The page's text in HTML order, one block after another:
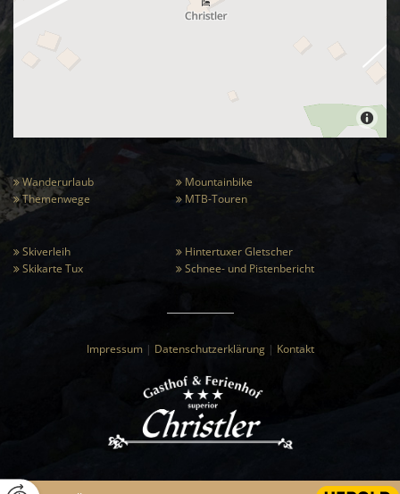
Wanderurlaub
Themenwege
Mountainbike
MTB-Touren
 Skiverleih
 Skikarte Tux
Hintertuxer Gletscher
Schnee- und Pistenbericht
Impressum| Datenschutzerklärung| Kontakt